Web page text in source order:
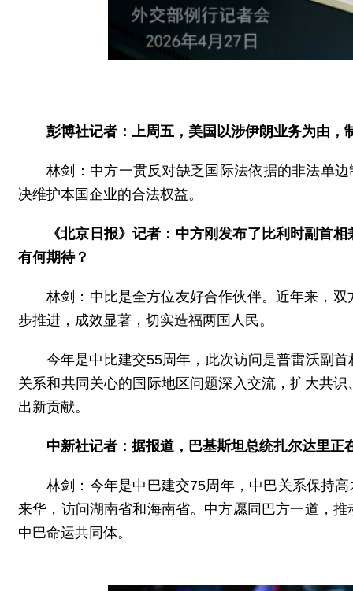
彭博社记者：上周五，美国以涉伊朗业务为由
林剑：中方一贯反对缺乏国际法依据的非法单
决维护本国企业的合法权益。
《北京日报》记者：中方刚发布了比利时副首
有何期待？
林剑：中比是全方位友好合作伙伴。近年来，
步推进，成效显著，切实造福两国人民。
今年是中比建交55周年，此次访问是普雷沃副
关系和共同关心的国际地区问题深入交流，扩大共
出新贡献。
中新社记者：据报道，巴基斯坦总统扎尔达里正
林剑：今年是中巴建交75周年，中巴关系保持
来华，访问湖南省和海南省。中方愿同巴方一道，
中巴命运共同体。